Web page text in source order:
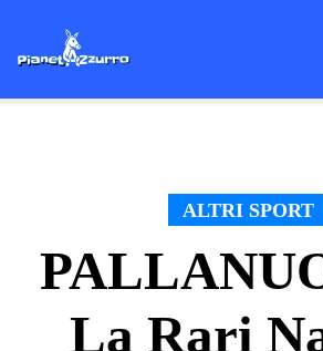
ALTRI SPORT
La Rari